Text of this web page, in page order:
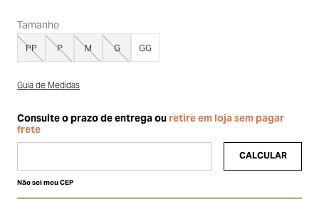
Tamanho
PP P M G GG
Guia de Medidas
Não sei meu CEP